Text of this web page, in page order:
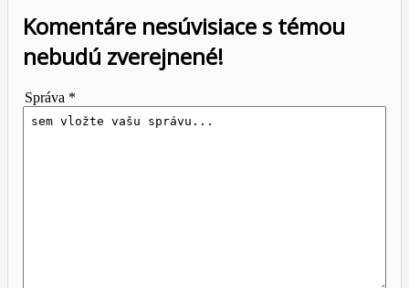
Komentáre nesúvisiace s témou
nebudú zverejnené!
Správa *